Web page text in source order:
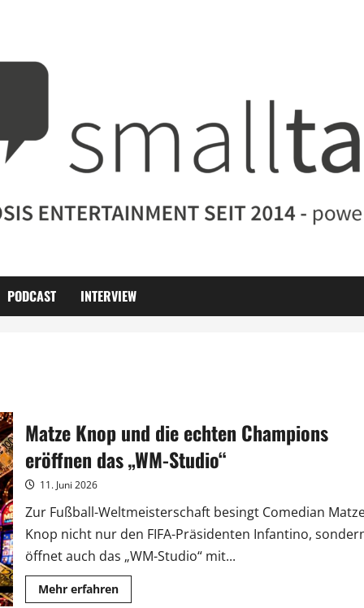
PODCAST INTERVIEW
Matze Knop und die echten Champions
eröffnen das „WM-Studio“
11. Juni 2026
Zur Fußball-Weltmeisterschaft besingt Comedian
Knop nicht nur den FIFA-Präsidenten Infantino,
öffnet auch das „WM-Studio“ mit...
Mehr erfahrenMehr
Informationen